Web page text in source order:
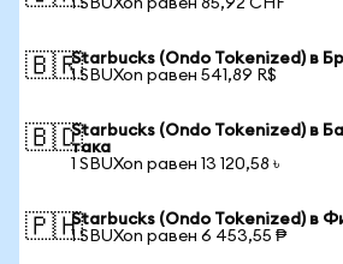
1 SBUXon равен 85,92 CHF
🇧🇷Starbucks (Ondo Tokenized) в
1 SBUXon равен 541,89 R$
🇧🇩Starbucks (Ondo Tokenized) в
така
1 SBUXon равен 13 120,58 ৳
🇵🇭Starbucks (Ondo Tokenized) в
1 SBUXon равен 6 453,55 ₱